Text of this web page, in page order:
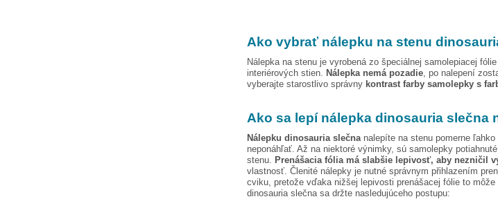
Ako vybrať nálepku na stenu
Nálepka na stenu je vyrobená zo špeciálnej samolepiacej
interiérových stien. Nálepka nemá pozadie , po nalepení
vyberajte starostlivo správny kontrast farby samolepky s
Ako sa lepí nálepka dinosauria slečna
Nálepku dinosauria slečna nalepíte na stenu pomerne
neponáhľať. Až na niektoré výnimky, sú samolepky
stenu. Prenášacia fólia má slabšie lepivosť, aby nezničil
vlastnosť. Členité nálepky je nutné správnym přihlazením
cviku, pretože vďaka nižšej lepivosti prenášacej fólie to
dinosauria slečna sa držte nasledujúceho postupu: